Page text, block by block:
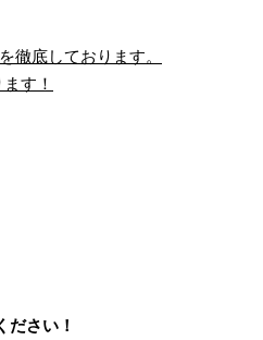
徹底しております。
す！
さい！